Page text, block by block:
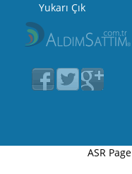
Yukarı Çık
ASR